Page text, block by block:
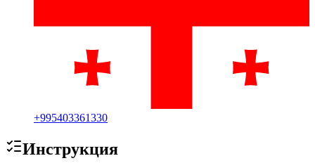
+995403361330
Инструкция